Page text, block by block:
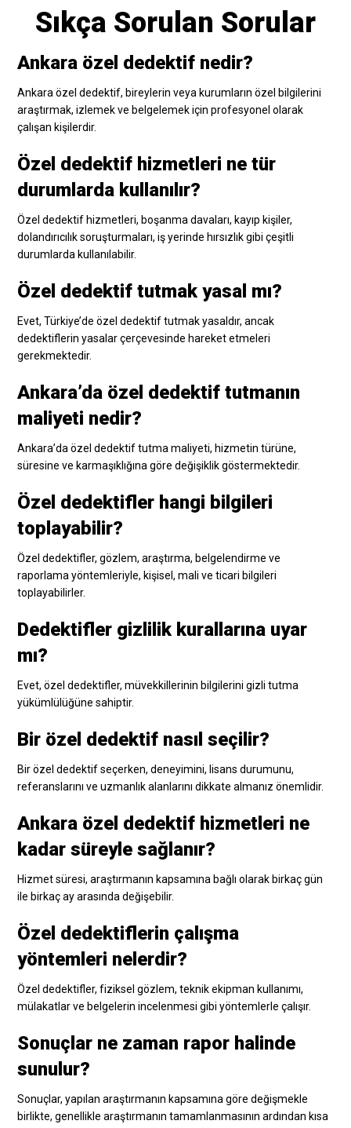
Sıkça Sorulan Sorular
Ankara özel dedektif nedir?
Ankara özel dedektif, bireylerin veya kurumların özel bilgilerini
araştırmak, izlemek ve belgelemek için profesyonel olarak
çalışan kişilerdir.
Özel dedektif hizmetleri ne tür
durumlarda kullanılır?
Özel dedektif hizmetleri, boşanma davaları, kayıp kişiler,
dolandırıcılık soruşturmaları, iş yerinde hırsızlık gibi çeşitli
durumlarda kullanılabilir.
Özel dedektif tutmak yasal mı?
Evet, Türkiye’de özel dedektif tutmak yasaldır, ancak
dedektiflerin yasalar çerçevesinde hareket etmeleri
gerekmektedir.
Ankara’da özel dedektif tutmanın
maliyeti nedir?
Ankara’da özel dedektif tutma maliyeti, hizmetin türüne,
süresine ve karmaşıklığına göre değişiklik göstermektedir.
Özel dedektifler hangi bilgileri
toplayabilir?
Özel dedektifler, gözlem, araştırma, belgelendirme ve
raporlama yöntemleriyle, kişisel, mali ve ticari bilgileri
toplayabilirler.
Dedektifler gizlilik kurallarına uyar
mı?
Evet, özel dedektifler, müvekkillerinin bilgilerini gizli tutma
yükümlülüğüne sahiptir.
Bir özel dedektif nasıl seçilir?
Bir özel dedektif seçerken, deneyimini, lisans durumunu,
referanslarını ve uzmanlık alanlarını dikkate almanız önemlidir.
Ankara özel dedektif hizmetleri ne
kadar süreyle sağlanır?
Hizmet süresi, araştırmanın kapsamına bağlı olarak birkaç gün
ile birkaç ay arasında değişebilir.
Özel dedektiflerin çalışma
yöntemleri nelerdir?
Özel dedektifler, fiziksel gözlem, teknik ekipman kullanımı,
mülakatlar ve belgelerin incelenmesi gibi yöntemlerle çalışır.
Sonuçlar ne zaman rapor halinde
sunulur?
Sonuçlar, yapılan araştırmanın kapsamına göre değişmekle
birlikte, genellikle araştırmanın tamamlanmasının ardından kısa